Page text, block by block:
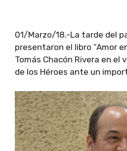
01/Marzo/18.-La tarde del
presentaron el libro “Amor
Tomás Chacón Rivera en el
de los Héroes ante un